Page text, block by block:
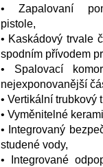
•Zapalovaní
pistole,
• Kaskádový trvale
spodním přívodem
• Spalovací
nejexponovanější
• Vertikální trubkový
• Vyměnitelné
• Integrovaný
studené vody,
• Integrované